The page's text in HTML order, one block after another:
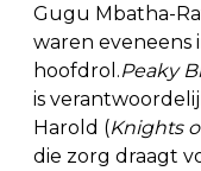
Gugu Mbatha-
waren eveneens
hoofdrol.Peaky
is
Harold (Knights
die zorg draagt